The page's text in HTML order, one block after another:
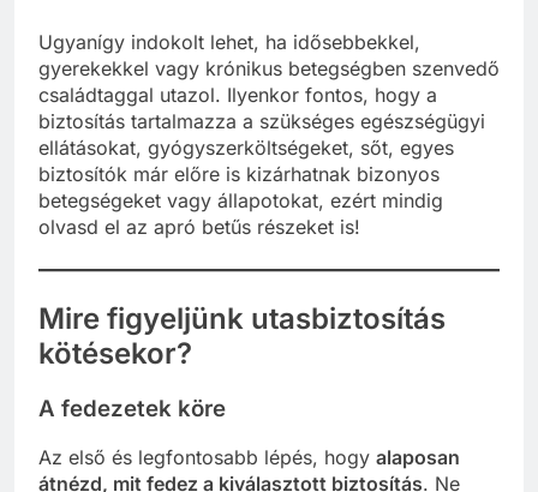
Ugyanígy indokolt lehet, ha idősebbekkel,
gyerekekkel vagy krónikus betegségben szenvedő
családtaggal utazol. Ilyenkor fontos, hogy a
biztosítás tartalmazza a szükséges egészségügyi
ellátásokat, gyógyszerköltségeket, sőt, egyes
biztosítók már előre is kizárhatnak bizonyos
betegségeket vagy állapotokat, ezért mindig
olvasd el az apró betűs részeket is!
Mire figyeljünk utasbiztosítás
kötésekor?
A fedezetek köre
Az első és legfontosabb lépés, hogy alaposan
átnézd, mit fedez a kiválasztott biztosítás. Ne